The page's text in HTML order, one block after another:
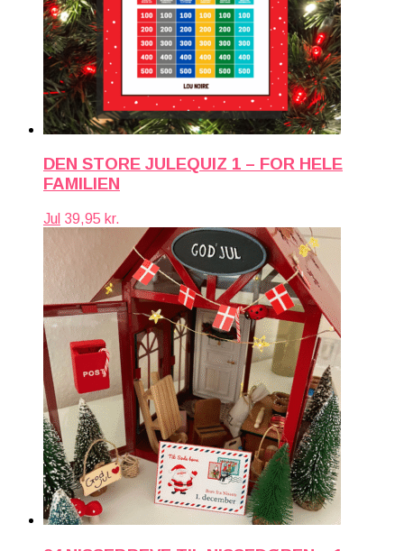
DEN STORE JULEQUIZ 1 – FOR HELE
FAMILIEN
Jul 39,95 kr.